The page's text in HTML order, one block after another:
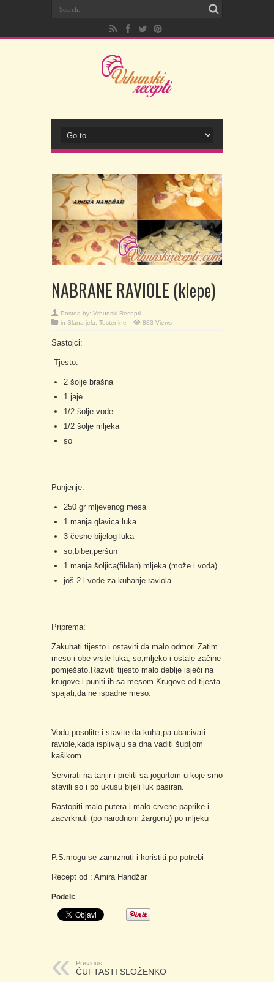
NABRANE RAVIOLE (klepe)
Posted by: Vrhunski Recepti
in Slana jela Testenine 883 Views
Sastojci:
-Tjesto:
2 šolje brašna
1 jaje
1/2 šolje vode
1/2 šolje mljeka
so
Punjenje:
250 gr mljevenog mesa
1 manja glavica luka
3 česne bijelog luka
so,biber,peršun
1 manja šoljica(filđan) mljeka (može i voda)
još 2 l vode za kuhanje raviola
Priprema:
Zakuhati tijesto i ostaviti da malo odmori.Zatim
meso i obe vrste luka, so,mljeko i ostale začine
pomješato.Razviti tijesto malo deblje isjeći na
krugove i puniti ih sa mesom.Krugove od tijesta
spajati,da ne ispadne meso.
Vodu posolite i stavite da kuha,pa ubacivati
raviole,kada isplivaju sa dna vaditi šupljom
kašikom .
Servirati na tanjir i preliti sa jogurtom u koje smo
stavili so i po ukusu bijeli luk pasiran.
Rastopiti malo putera i malo crvene paprike i
zacvrknuti (po narodnom žargonu) po mljeku
P.S.mogu se zamrznuti i koristiti po potrebi
Recept od : Amira Handžar
Podeli:
Previous:
ĆUFTASTI SLOŽENKO